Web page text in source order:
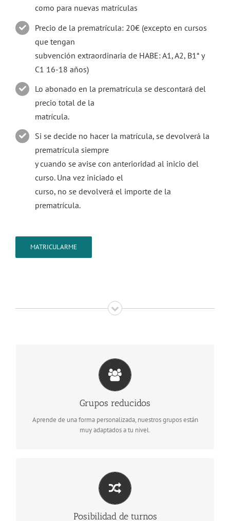
como para nuevas matrículas
Precio de la prematrícula: 20€ (excepto en cursos
que tengan
subvención extraordinaria de HABE: A1, A2, B1* y
C1 16-18 años)
Lo abonado en la prematrícula se descontará del
precio total de la
matrícula.
Si se decide no hacer la matrícula, se devolverá la
prematrícula siempre
y cuando se avise con anterioridad al inicio del
curso. Una vez iniciado el
curso, no se devolverá el importe de la
prematrícula.
MATRICULARME
Grupos reducidos
Aprende de una forma personalizada, nuestros grupos están
muy adaptados a tu nivel.
Grupos de 9-18 alumnos
Practica tu Euskera en grupo, suéltate y diviértete en nuestras
Posibilidad de turnos
Los turnos no son un problema
Clases a turnos para que puedas asistir a todas tus clases